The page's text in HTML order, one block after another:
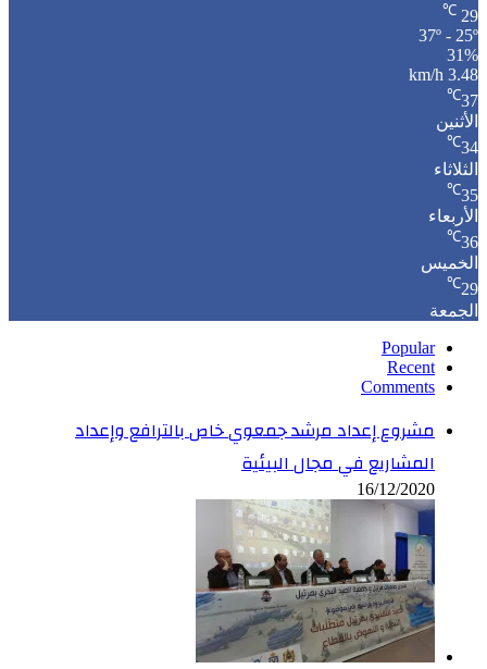
29
℃
37º - 25º
31%
3.48 km/h
37
℃
الأثنين
34
℃
الثلاثاء
35
℃
الأربعاء
36
℃
الخميس
29
℃
الجمعة
Popular
Recent
Comments
مشروع إعداد مرشد جمعوي خاص بالترافع وإعداد
المشاريع في مجال البيئية
16/12/2020